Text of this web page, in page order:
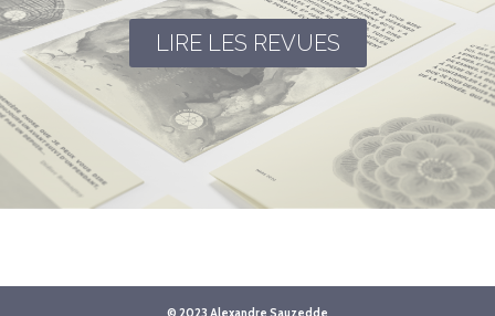
LIRE LES REVUES
© 2023 Alexandre Sauzedde